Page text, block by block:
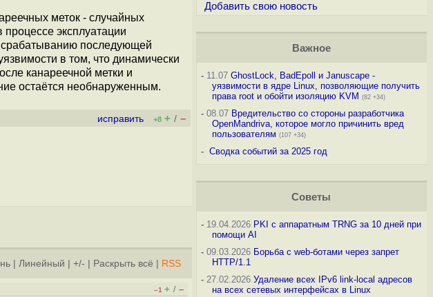
меток - случайных
эксплуатации
срабатыванию последующей
в том, что динамически
канареечной метки и
остаётся необнаруженным.
исправить +8 + / –
Линейный +/- Раскрыть всё RSS
–1 + / –
Добавить свою новость
Важное
-11.07 GhostLock, BadEpoll и Januscape -
уязвимости в ядре Linux, позволяющие получить
права root и обойти изоляцию KVM (82 +34)
-08.07 Вредительство со стороны разработчика
OpenMandriva, которое могло причинить вред
пользователям (107 +34)
- Сводка событий за 2025 год
Советы
-19.04.2026 PKI с аппаратным TRNG за 10 дней при
помощи AI
-09.03.2026 Борьба с web-ботами через запрет
HTTP/1.1
-27.02.2026 Удаление всех IPv6 link-local адресов
на всех сетевых интерфейсах в Linux